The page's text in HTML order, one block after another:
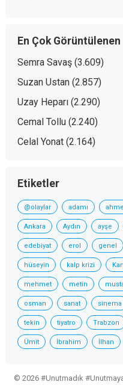
En Çok Görüntülenen
Semra Savaş (3.609)
Suzan Ustan (2.857)
Uzay Heparı (2.290)
Cemal Tollu (2.240)
Celal Yonat (2.164)
Etiketler
@olaylar adamı
Ankara Aydın ayşe
edebiyat erol genel
hüseyin kalp krizi
mehmet metin
osman sanat sinema
tekin tiyatro Trabzon
Ümit İbrahim İlhan
© 2026 #Unutmadık